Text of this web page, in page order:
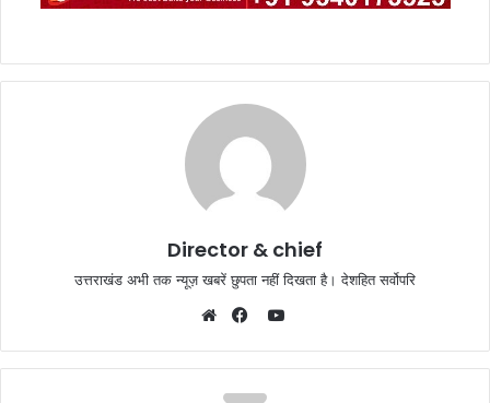
Director & chief
उत्तराखंड अभी तक न्यूज़ खबरें छुपता नहीं दिखता है। देशहित सर्वोपरि
YouTube